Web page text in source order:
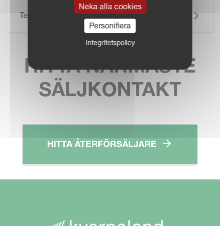
Teknisk Specifikation
HITTA NÄRMASTE
SÄLJKONTAKT
HITTA ÅTERFÖRSÄLJARE
Neka alla cookies
Personifiera
Integritetspolicy